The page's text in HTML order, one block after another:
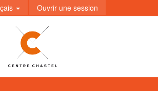
Ouvrir une session